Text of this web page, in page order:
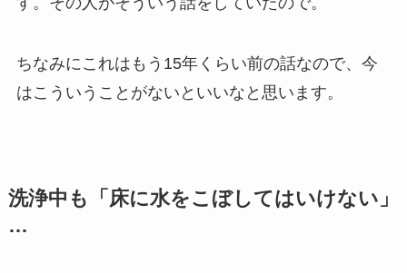
ちなみにこれはもう15年くらい前の話なので、今
はこういうことがないといいなと思います。
洗浄中も「床に水をこぼしてはいけない」
…